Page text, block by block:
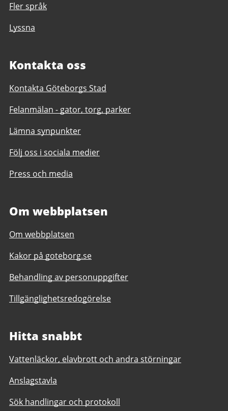
Fler språk
Lyssna
Kontakta oss
Kontakta Göteborgs Stad
Felanmälan - gator, torg, parker
Lämna synpunkter
Följ oss i sociala medier
Press och media
Om webbplatsen
Om webbplatsen
Kakor på goteborg.se
Behandling av personuppgifter
Tillgänglighetsredogörelse
Hitta snabbt
Vattenläckor, elavbrott och andra störningar
Anslagstavla
Sök handlingar och protokoll